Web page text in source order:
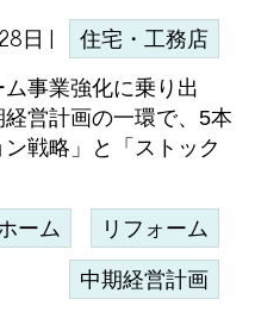
日 | 住宅・工務店
事業強化に乗り出
営計画の一環で、5本
戦略」と「ストック
ーム リフォーム
中期経営計画